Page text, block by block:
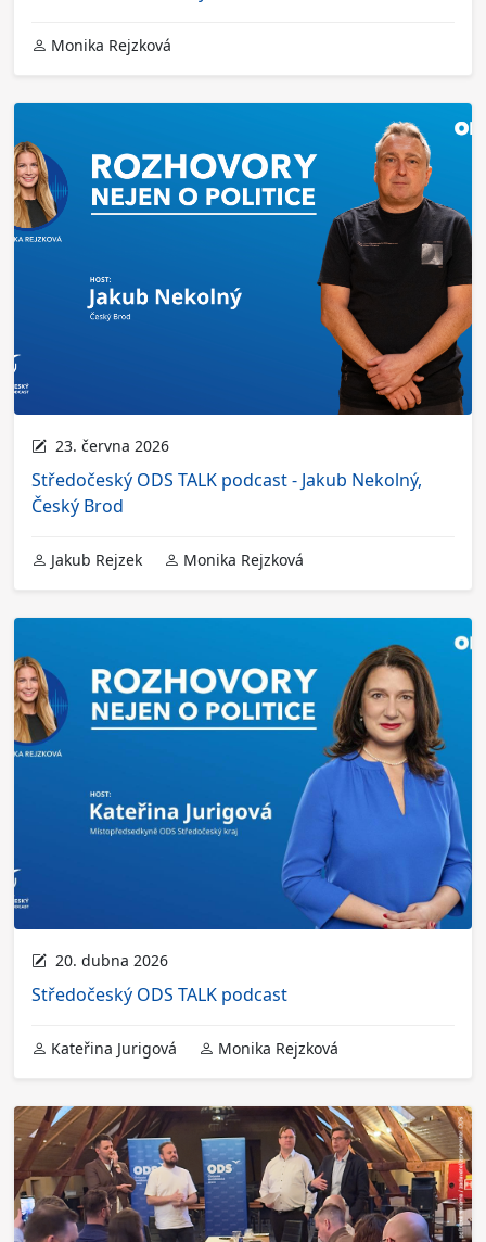
Monika Rejzková
23. června 2026
Středočeský ODS TALK podcast - Jakub Nekolný,
Český Brod
Jakub Rejzek Monika Rejzková
20. dubna 2026
Středočeský ODS TALK podcast
Kateřina Jurigová Monika Rejzková